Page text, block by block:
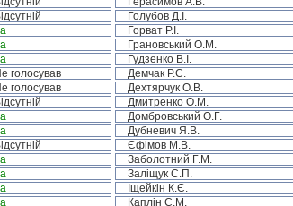
Голубов Д.І.
Горват Р.І.
Грановський О.М.
Гудзенко В.І.
голосував Демчак Р.Є.
голосував Дехтярчук О.В.
Дмитренко О.М.
Домбровський О.Г.
Дубневич Я.В.
Єфімов М.В.
Заболотний Г.М.
Заліщук С.П.
Іщейкін К.Є.
Каплін С.М.